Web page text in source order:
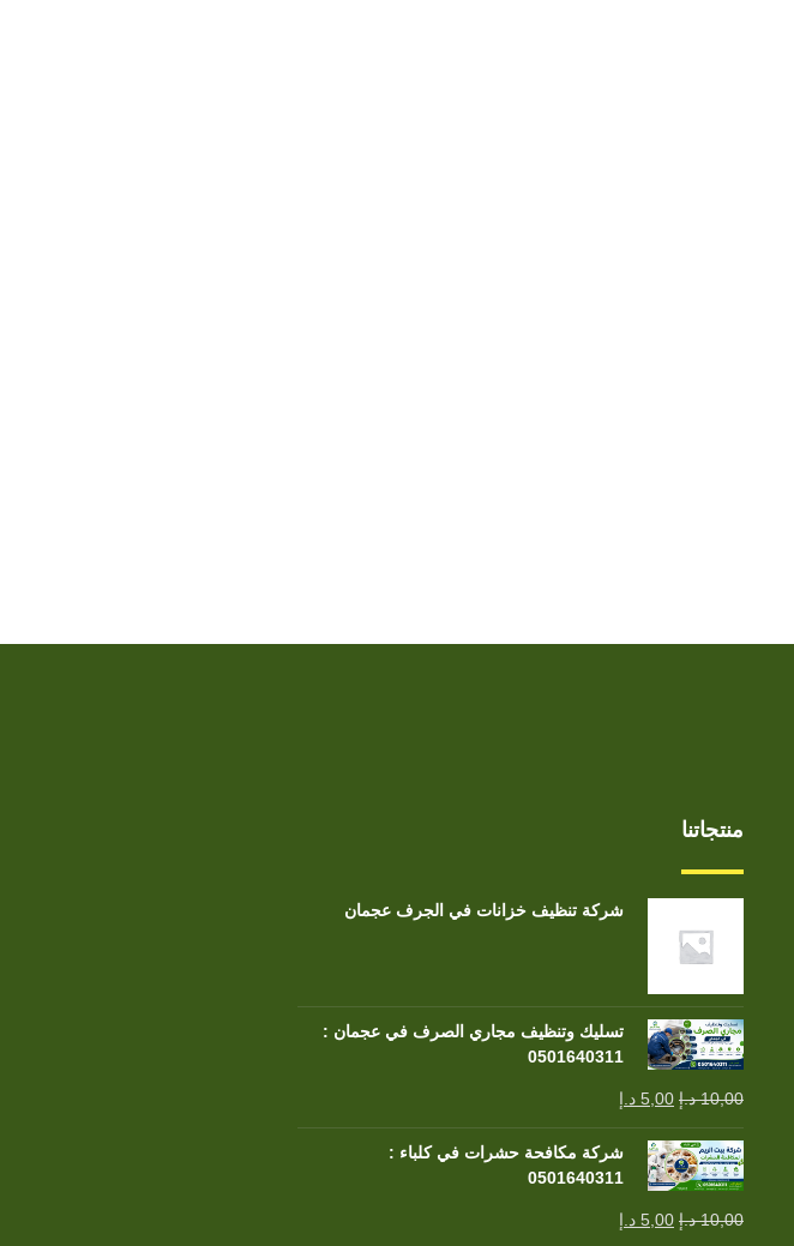
منتجاتنا
شركة تنظيف خزانات في الجرف عجمان
تسليك وتنظيف مجاري الصرف في عجمان :
0501640311
10,00 د.إ 5,00 د.إ
شركة مكافحة حشرات في كلباء :
0501640311
10,00 د.إ 5,00 د.إ